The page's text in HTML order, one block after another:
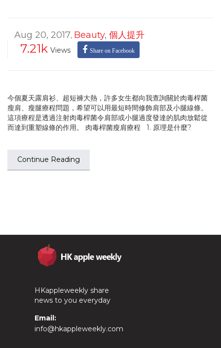
Aug 20, 2017, Beauty, 個人提升
7.21k Views Share on Facebook
今個夏天露肩衫、超短褲大熱，許多女生都向我查詢關於肉毒桿菌
瘦肩、瘦腿療程問題，希望可以用最短時間修飾肩部及小腿線條。
這項療程是透過注射肉毒桿菌令肩部或小腿過度發達的肌肉放鬆從
而達到重塑線條的作用。 肉毒桿菌瘦肩療程 1. 原理是什麼?
Continue Reading
HKappleweekly share
news to you everyday
Email:
info@hkappleweekly.com